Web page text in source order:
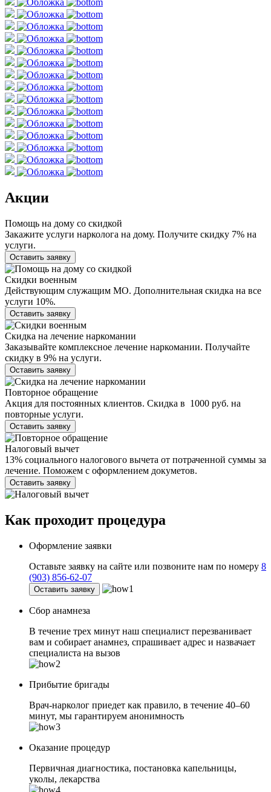
Акции
Помощь на дому со скидкой
Закажите услуги нарколога на дому. Получите скидку 7% на
услуги.
Оставить заявку
Скидки военным
Действующим служащим МО. Дополнительная скидка на все
услуги 10%.
Оставить заявку
Скидка на лечение наркомании
Заказывайте комплексное лечение наркомании. Получайте
скидку в 9% на услуги.
Оставить заявку
Повторное обращение
Акция для постоянных клиентов. Скидка в 1000 руб. на
повторные услуги.
Оставить заявку
Налоговый вычет
13% социального налогового вычета от потраченной суммы за
лечение. Поможем с оформлением докуметов.
Оставить заявку
Как проходит процедура
Оформление заявки
Оставьте заявку на сайте или позвоните нам по номеру 8
(903) 856-62-07
Оставить заявку
Сбор анамнеза
В течение трех минут наш специалист перезванивает
вам и собирает анамнез, спрашивает адрес и назвачает
специалиста на вызов
Прибытие бригады
Врач-нарколог приедет как правило, в течение 40–60
минут, мы гарантируем анонимность
Оказание процедур
Первичная диагностика, постановка капельницы,
уколы, лекарства